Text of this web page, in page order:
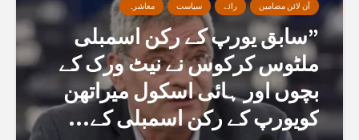
آن لائن مضامین رائے سیاست معاشرہ
”سابق یورپ کے رکن اسمبلی
ملٹوس کرکوس نے نیٹ ورک کے
بچوں اور ہائی اسکول میراتھن
کویورپ کے رکن اسمبلی کے...